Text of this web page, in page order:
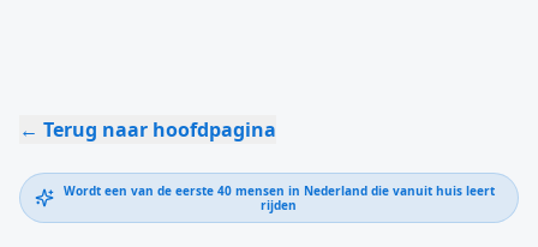
← Terug naar hoofdpagina
Wordt een van de eerste 40 mensen in Nederland die vanuit huis leert
rijden